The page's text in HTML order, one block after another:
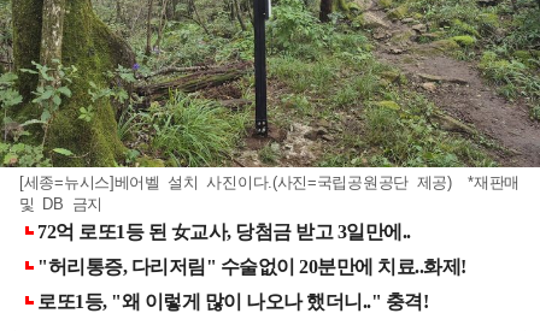
[세종=뉴시스]베어벨 설치 사진이다.(사진=국립공원공단 제공) *재판매
및 DB 금지